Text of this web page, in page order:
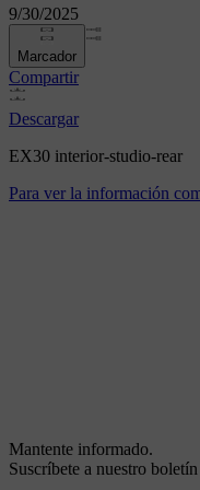
9/30/2025
Marcador
Compartir
Descargar
EX30 interior-studio-rear
Para ver la información